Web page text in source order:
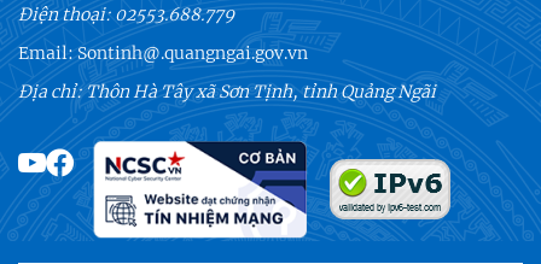
Điện thoại:02553.688.779
Email:Sontinh@.quangngai.gov.vn
Địa chỉ: Thôn Hà Tây xã Sơn Tịnh, tỉnh Quảng Ngãi